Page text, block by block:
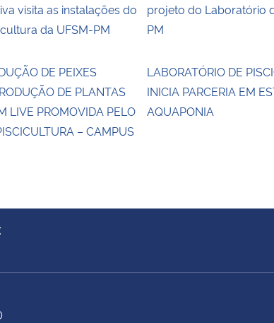
visita as instalações do
da UFSM-PM
projeto do Laboratório
PM
DE PEIXES
DE PLANTAS
LIVE PROMOVIDA PELO
– CAMPUS
LABORATÓRIO DE
INICIA PARCERIA EM
AQUAPONIA